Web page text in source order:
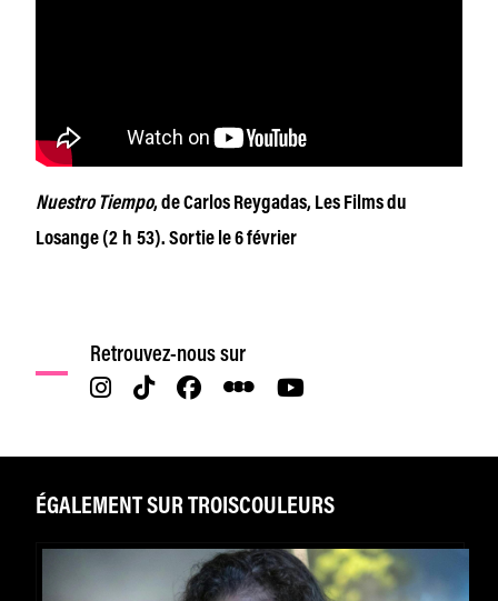
Nuestro Tiempo, de Carlos Reygadas, Les Films du
Losange (2 h 53). Sortie le 6 février
Retrouvez-nous sur
ÉGALEMENT SUR TROISCOULEURS